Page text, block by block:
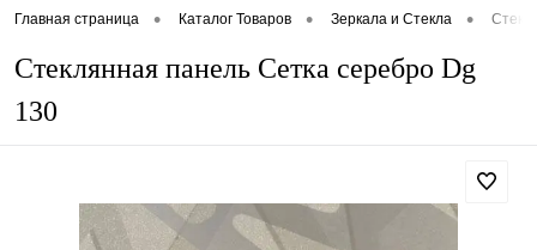
Главная страница • Каталог Товаров • Зеркала и Стекла •
Стеклянная панель Сетка серебро Dg
130